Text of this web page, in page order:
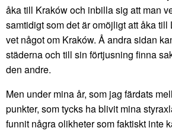
åka till Kraków och inbilla sig att man
samtidigt som det är omöjligt att åka till
vet något om Kraków. Å andra sidan
städerna och till sin förtjusning finna
den andre.
Men under mina år, som jag färdats
punkter, som tycks ha blivit mina
funnit några olikheter som faktiskt inte